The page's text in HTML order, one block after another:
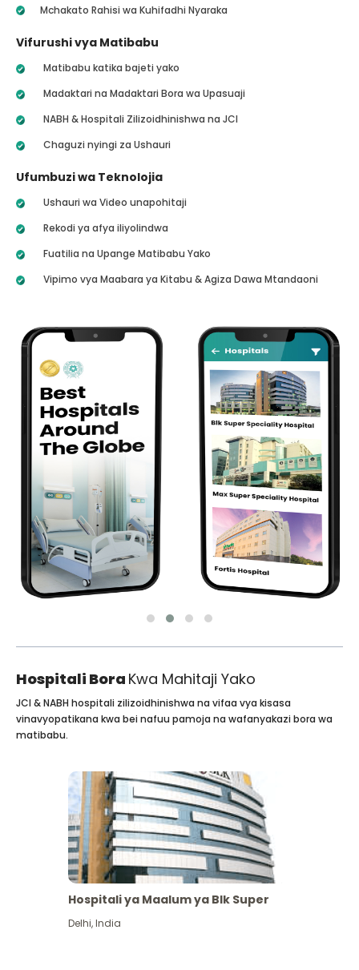
Mchakato Rahisi wa Kuhifadhi Nyaraka
Vifurushi vya Matibabu
Matibabu katika bajeti yako
Madaktari na Madaktari Bora wa Upasuaji
NABH & Hospitali Zilizoidhinishwa na JCI
Chaguzi nyingi za Ushauri
Ufumbuzi wa Teknolojia
Ushauri wa Video unapohitaji
Rekodi ya afya iliyolindwa
Fuatilia na Upange Matibabu Yako
Vipimo vya Maabara ya Kitabu & Agiza Dawa Mtandaoni
Hospitali Bora Kwa Mahitaji Yako
JCI & NABH hospitali zilizoidhinishwa na vifaa vya kisasa
vinavyopatikana kwa bei nafuu pamoja na wafanyakazi bora wa
matibabu.
Hospitali ya Maalum ya Blk Super
Delhi,India